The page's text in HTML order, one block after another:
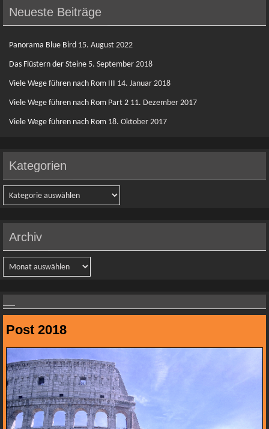
Neueste Beiträge
Panorama Blue Bird 15. August 2022
Das Flüstern der Steine 5. September 2018
Viele Wege führen nach Rom III 14. Januar 2018
Viele Wege führen nach Rom Part 2 11. Dezember 2017
Viele Wege führen nach Rom 18. Oktober 2017
Kategorien
Kategorien
Archiv
Archiv
Post 2018